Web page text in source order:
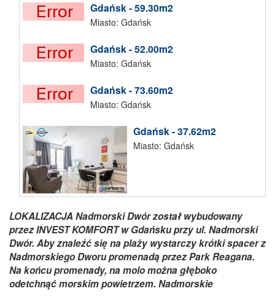
Gdańsk - 59.30m2
Miasto: Gdańsk
Gdańsk - 52.00m2
Miasto: Gdańsk
Gdańsk - 73.60m2
Miasto: Gdańsk
Gdańsk - 37.62m2
Miasto: Gdańsk
LOKALIZACJA Nadmorski Dwór został wybudowany
przez INVEST KOMFORT w Gdańsku przy ul. Nadmorski
Dwór. Aby znaleźć się na plaży wystarczy krótki spacer z
Nadmorskiego Dworu promenadą przez Park Reagana.
Na końcu promenady, na molo można głęboko
odetchnąć morskim powietrzem. Nadmorskie